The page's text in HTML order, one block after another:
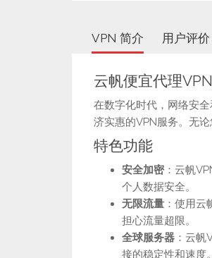
VPN 简介 用户评价
云帆便宜代理
在数字化时代，网络安
济实惠的VPN服务。无
特色功能
安全加密：云帆
个人数据安全。
无限流量 ：使用
担心流量超限。
全球服务器 ：云
接的稳定性和速度。